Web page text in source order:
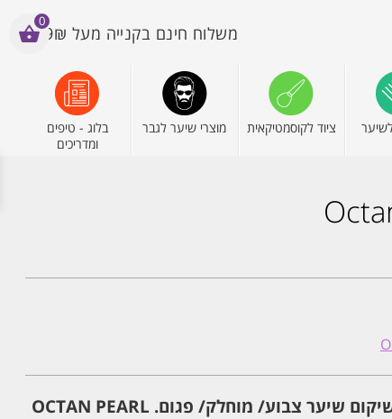
משלוח חינם בקנייה מעל 199₪
ציוד לקוסמטיקאית מוצרי שיער לגבר
בלוג - טיפים
ומדריכים
ערכת ג'נסיס אוקטן פרל לשיקום שיער צבוע/ מוחלק/ פגום. OCTAN PEARL
0